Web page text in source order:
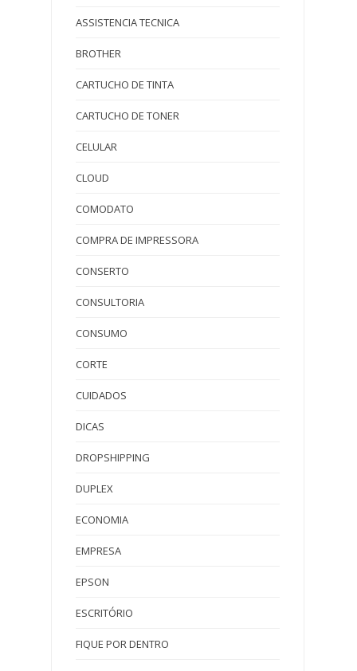
ASSISTENCIA TECNICA
BROTHER
CARTUCHO DE TINTA
CARTUCHO DE TONER
CELULAR
CLOUD
COMODATO
COMPRA DE IMPRESSORA
CONSERTO
CONSULTORIA
CONSUMO
CORTE
CUIDADOS
DICAS
DROPSHIPPING
DUPLEX
ECONOMIA
EMPRESA
EPSON
ESCRITÓRIO
FIQUE POR DENTRO